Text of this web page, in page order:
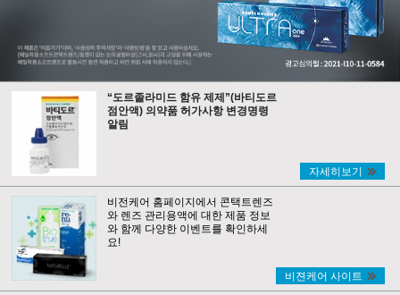
“도르졸라미드 함유 제제”(바티도르
점안액) 의약품 허가사항 변경명령
알림
자세히보기
비전케어 홈페이지에서 콘택트렌즈
와 렌즈 관리용액에 대한 제품 정보
와 함께 다양한 이벤트를 확인하세
요!
비젼케어 사이트